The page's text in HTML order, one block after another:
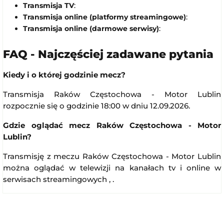
Transmisja TV:
Transmisja online (platformy streamingowe):
Transmisja online (darmowe serwisy):
FAQ - Najczęściej zadawane pytania
Kiedy i o której godzinie mecz?
Transmisja Raków Częstochowa - Motor Lublin
rozpocznie się o godzinie 18:00 w dniu 12.09.2026.
Gdzie oglądać mecz Raków Częstochowa - Motor
Lublin?
Transmisję z meczu Raków Częstochowa - Motor Lublin
można oglądać w telewizji na kanałach tv i online w
serwisach streamingowych , .